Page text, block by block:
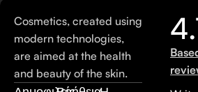
Cosmetics, created using
modern technologies,
are aimed at the health
and beauty of the skin.